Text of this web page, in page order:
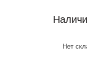
Нет